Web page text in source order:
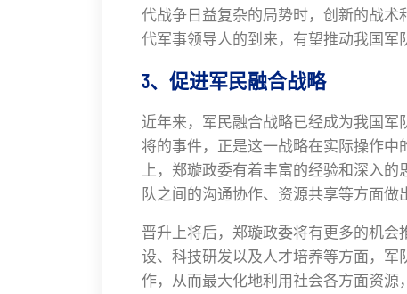
代战争日益复杂的局势时，创新的战
代军事领导人的到来，有望推动我国军
3、促进军民融合战略
近年来，军民融合战略已经成为我国
将的事件，正是这一战略在实际操作
上，郑璇政委有着丰富的经验和深入
队之间的沟通协作、资源共享等方面做
晋升上将后，郑璇政委将有更多的机
设、科技研发以及人才培养等方面，
作，从而最大化地利用社会各方面资源